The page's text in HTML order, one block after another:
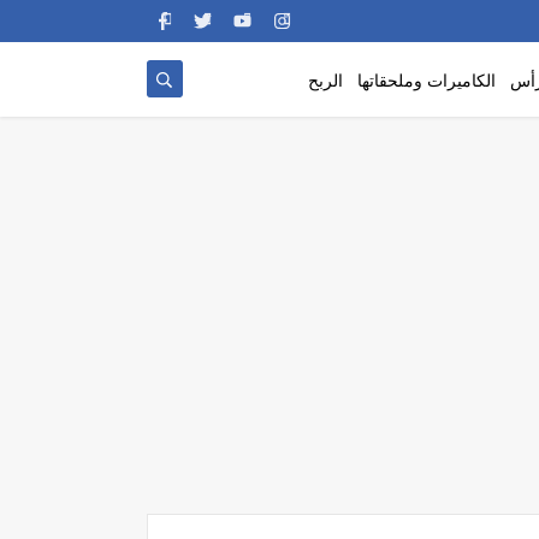
الكاميرات وملحقاتها الربح